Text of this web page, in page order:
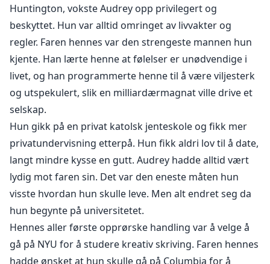
Huntington, vokste Audrey opp privilegert og
beskyttet. Hun var alltid omringet av livvakter og
regler. Faren hennes var den strengeste mannen hun
kjente. Han lærte henne at følelser er unødvendige i
livet, og han programmerte henne til å være viljesterk
og utspekulert, slik en milliardærmagnat ville drive et
selskap.
Hun gikk på en privat katolsk jenteskole og fikk mer
privatundervisning etterpå. Hun fikk aldri lov til å date,
langt mindre kysse en gutt. Audrey hadde alltid vært
lydig mot faren sin. Det var den eneste måten hun
visste hvordan hun skulle leve. Men alt endret seg da
hun begynte på universitetet.
Hennes aller første opprørske handling var å velge å
gå på NYU for å studere kreativ skriving. Faren hennes
hadde ønsket at hun skulle gå på Columbia for å